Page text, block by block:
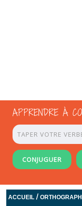
APPRENDRE À
CONJUGUER
ACCUEIL /